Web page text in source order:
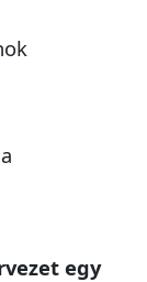
egy